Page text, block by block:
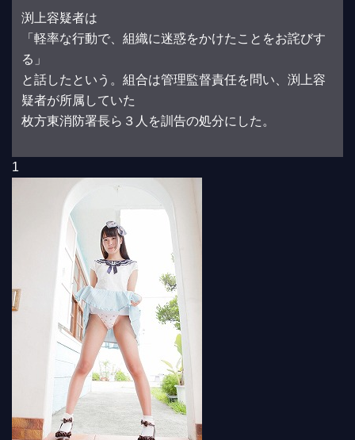
渕上容疑者は
「軽率な行動で、組織に迷惑をかけたことをお詫びす
る」
と話したという。組合は管理監督責任を問い、渕上容
疑者が所属していた
枚方東消防署長ら３人を訓告の処分にした。
1